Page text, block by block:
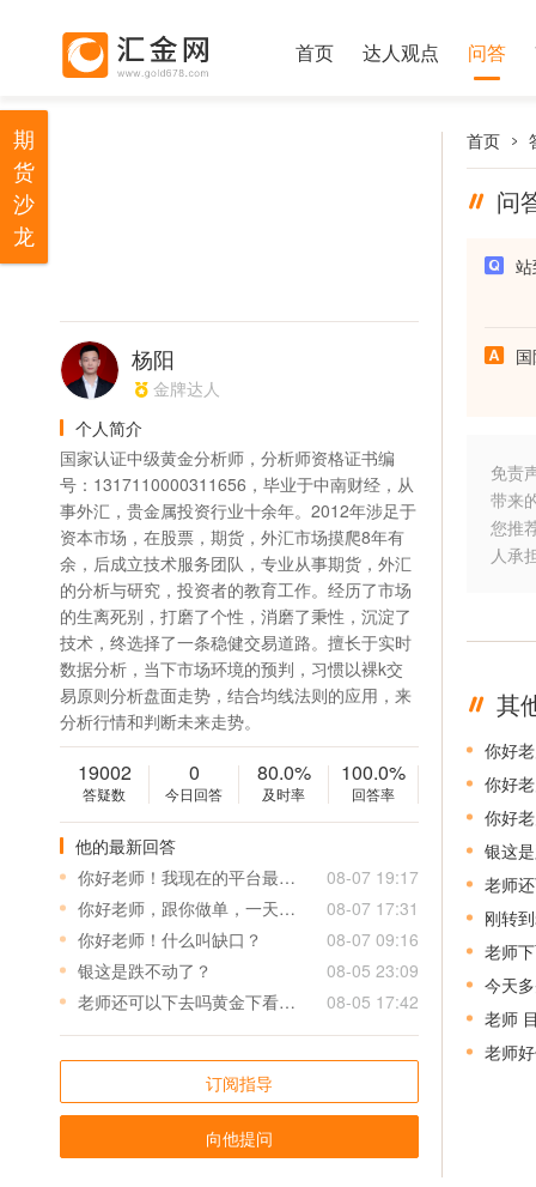
首页 达人观点 问答
杨阳
金牌达人
个人简介
国家认证中级黄金分析师，分析师资格证书编
号：1317110000311656，毕业于中南财经，从
事外汇，贵金属投资行业十余年。2012年涉足于
资本市场，在股票，期货，外汇市场摸爬8年有
余，后成立技术服务团队，专业从事期货，外汇
的分析与研究，投资者的教育工作。经历了市场
的生离死别，打磨了个性，消磨了秉性，沉淀了
技术，终选择了一条稳健交易道路。擅长于实时
数据分析，当下市场环境的预判，习惯以裸k交
易原则分析盘面走势，结合均线法则的应用，来
分析行情和判断未来走势。
19002
答疑数
0
今日回答
80.0%
及时率
100.0%
回答率
他的最新回答
你好老师！我现在的平台最少下0.1，我的本金只有500刀止损大约5个点，本金和止损都小平台下得有点大我该怎跟你操作？谢谢你
08-07 19:17
你好老师，跟你做单，一天有多少单，谢谢！
08-07 17:31
你好老师！什么叫缺口？
08-07 09:16
银这是跌不动了？
08-05 23:09
老师还可以下去吗黄金下看多少
08-05 17:42
订阅指导
向他提问
首页
问
免责
带来
您推
人承
其
你好
你好
银这
老师
刚转
老师
今天
老师
老师
期
货
沙
龙